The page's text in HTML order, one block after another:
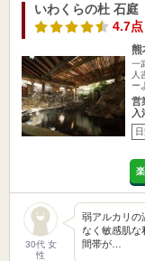
いわくらの杜 石庭
4.7点
熊
一
人
ー
営
入
30代 女
性
弱アルカリの
なく敏感肌な
間帯が…